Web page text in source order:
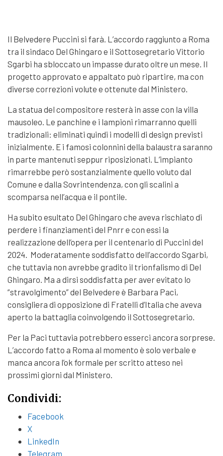
Il Belvedere Puccini si farà. L’accordo raggiunto a Roma
tra il sindaco Del Ghingaro e il Sottosegretario Vittorio
Sgarbi ha sbloccato un impasse durato oltre un mese. Il
progetto approvato e appaltato può ripartire, ma con
diverse correzioni volute e ottenute dal Ministero.
La statua del compositore resterà in asse con la villa
mausoleo. Le panchine e i lampioni rimarranno quelli
tradizionali: eliminati quindi i modelli di design previsti
inizialmente. E i famosi colonnini della balaustra saranno
in parte mantenuti seppur riposizionati. L’impianto
rimarrebbe però sostanzialmente quello voluto dal
Comune e dalla Sovrintendenza, con gli scalini a
scomparsa nell’acqua e il pontile.
Ha subito esultato Del Ghingaro che aveva rischiato di
perdere i finanziamenti del Pnrr e con essi la
realizzazione dell’opera per il centenario di Puccini del
2024. Moderatamente soddisfatto dell’accordo Sgarbi,
che tuttavia non avrebbe gradito il trionfalismo di Del
Ghingaro. Ma a dirsi soddisfatta per aver evitato lo
“stravolgimento” del Belvedere è Barbara Paci,
consigliera di opposizione di Fratelli d’Italia che aveva
aperto la battaglia coinvolgendo il Sottosegretario.
Per la Paci tuttavia potrebbero esserci ancora sorprese.
L’accordo fatto a Roma al momento è solo verbale e
manca ancora l’ok formale per scritto atteso nei
prossimi giorni dal Ministero.
Condividi:
Facebook
X
LinkedIn
Telegram